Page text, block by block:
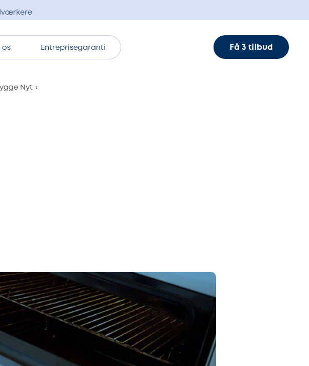
os Entreprisegaranti Få 3 tilbud
Nyt ›